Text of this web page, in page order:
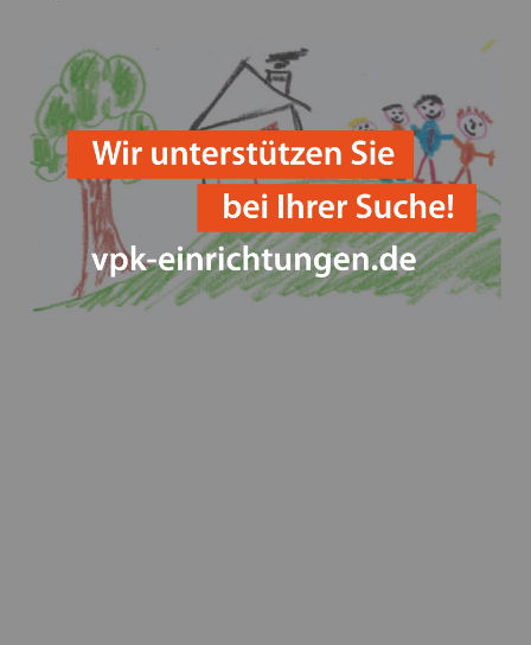
Perspektiven für geflüchtete Kinder in Deutschland
Betriebsausflug der VPK Bayern Geschäftsstelle 2023
Happy Halloween!
Parlamentarisches Frühstück im Bundestag
Weltkindertag - VPK kritisiert die geplanten
Kürzungen und fordert mehr Engagement für Kinder,